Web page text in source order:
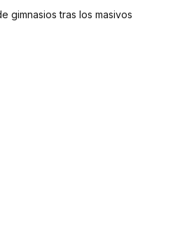
gimnasios tras los masivos